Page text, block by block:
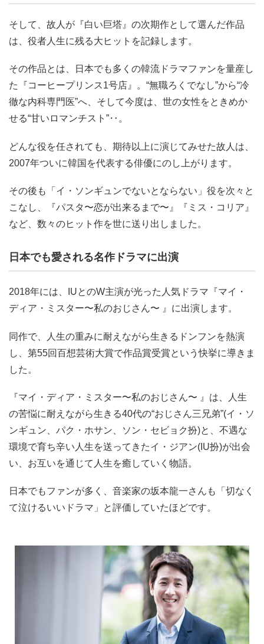
そして、故人が『白い巨塔』の次期作として選んだ作品
は、役者人生に残る大ヒットを記録します。
その作品とは、日本でも多くの韓流ドラマファンを量産し
た『コーヒープリンス1号店』。“無職ろくでなし”から“冷
徹な内科専門医”へ、そして今度は、世の女性をときめか
せる“甘いロマンチスト”‥。
どんな役を任されても、期待以上に演じてみせた故人は、
2007年ついに韓国を代表する俳優にのし上がります。
その後も「イ・ソンギュンでないとならない」役を次々と
こなし、『パスタ〜恋が出来るまで〜』『ミス・コリア』
など、数々のヒット作を世に送り出しました。
日本でも愛される名作ドラマに出演
2018年には、IUとのW主演が光った人気ドラマ『マイ・
ディア・ミスター〜私のおじさん〜 』に出演します。
同作で、人生の重みに耐えながら生きるドンフンを熱演
し、第55回百想芸術大賞で作品賞受賞という快挙に導きま
した。
『マイ・ディア・ミスター〜私のおじさん〜 』は、人生
の苦悩に耐えながら生きる40代の“おじさん三兄弟”(イ・ソ
ンギュン、パク・ホサン、ソン・セビョク扮)と、不遇な
環境で育ち辛い人生を送ってきたイ・ジアン(IU扮)が出会
い、お互いを通じて人生を癒していく物語。
日本でもファンが多く、音楽家の坂本龍一さんも「切なく
て泣けるいいドラマ」と評価していたほどです。